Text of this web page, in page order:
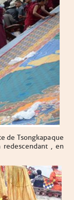
de Tsongkapa que
redescendant , en